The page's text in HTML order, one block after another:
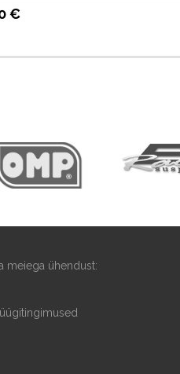
€
meiega ühendust: